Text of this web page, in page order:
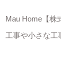
Mau Home【株
工事や小さな工